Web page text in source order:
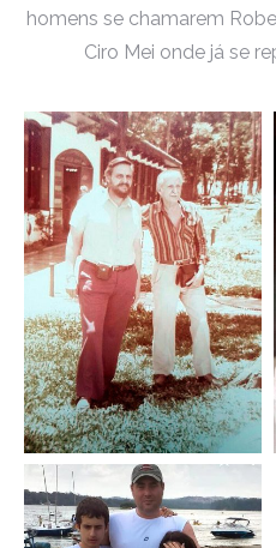
homens se chamarem
Ciro Mei onde já se